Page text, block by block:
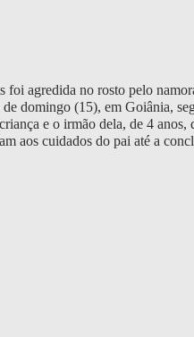
foi agredida no rosto pelo
de domingo (15), em Goiânia,
e o irmão dela, de 4 anos,
aos cuidados do pai até a